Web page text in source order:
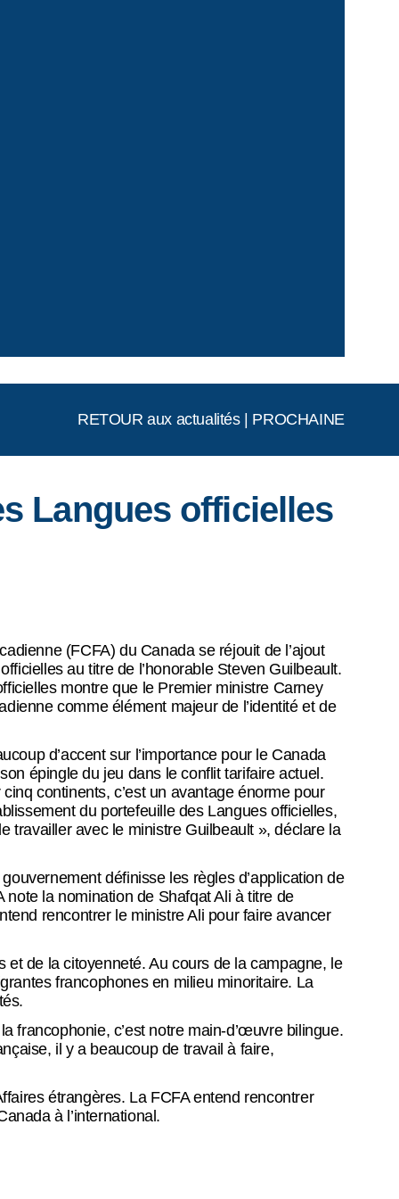
RETOUR aux actualités| PROCHAINE
Langues officielles
(FCFA) du Canada se réjouit de l’ajout
au titre de l’honorable Steven Guilbeault.
montre que le Premier ministre Carney
comme élément majeur de l’identité et de
d’accent sur l’importance pour le Canada
épingle du jeu dans le conflit tarifaire actuel.
continents, c’est un avantage énorme pour
du portefeuille des Langues officielles,
travailler avec le ministre Guilbeault », déclare la
définisse les règles d’application de
la nomination de Shafqat Ali à titre de
rencontrer le ministre Ali pour faire avancer
et de la citoyenneté. Au cours de la campagne, le
francophones en milieu minoritaire. La
francophonie, c’est notre main-d’œuvre bilingue.
il y a beaucoup de travail à faire,
étrangères. La FCFA entend rencontrer
à l’international.